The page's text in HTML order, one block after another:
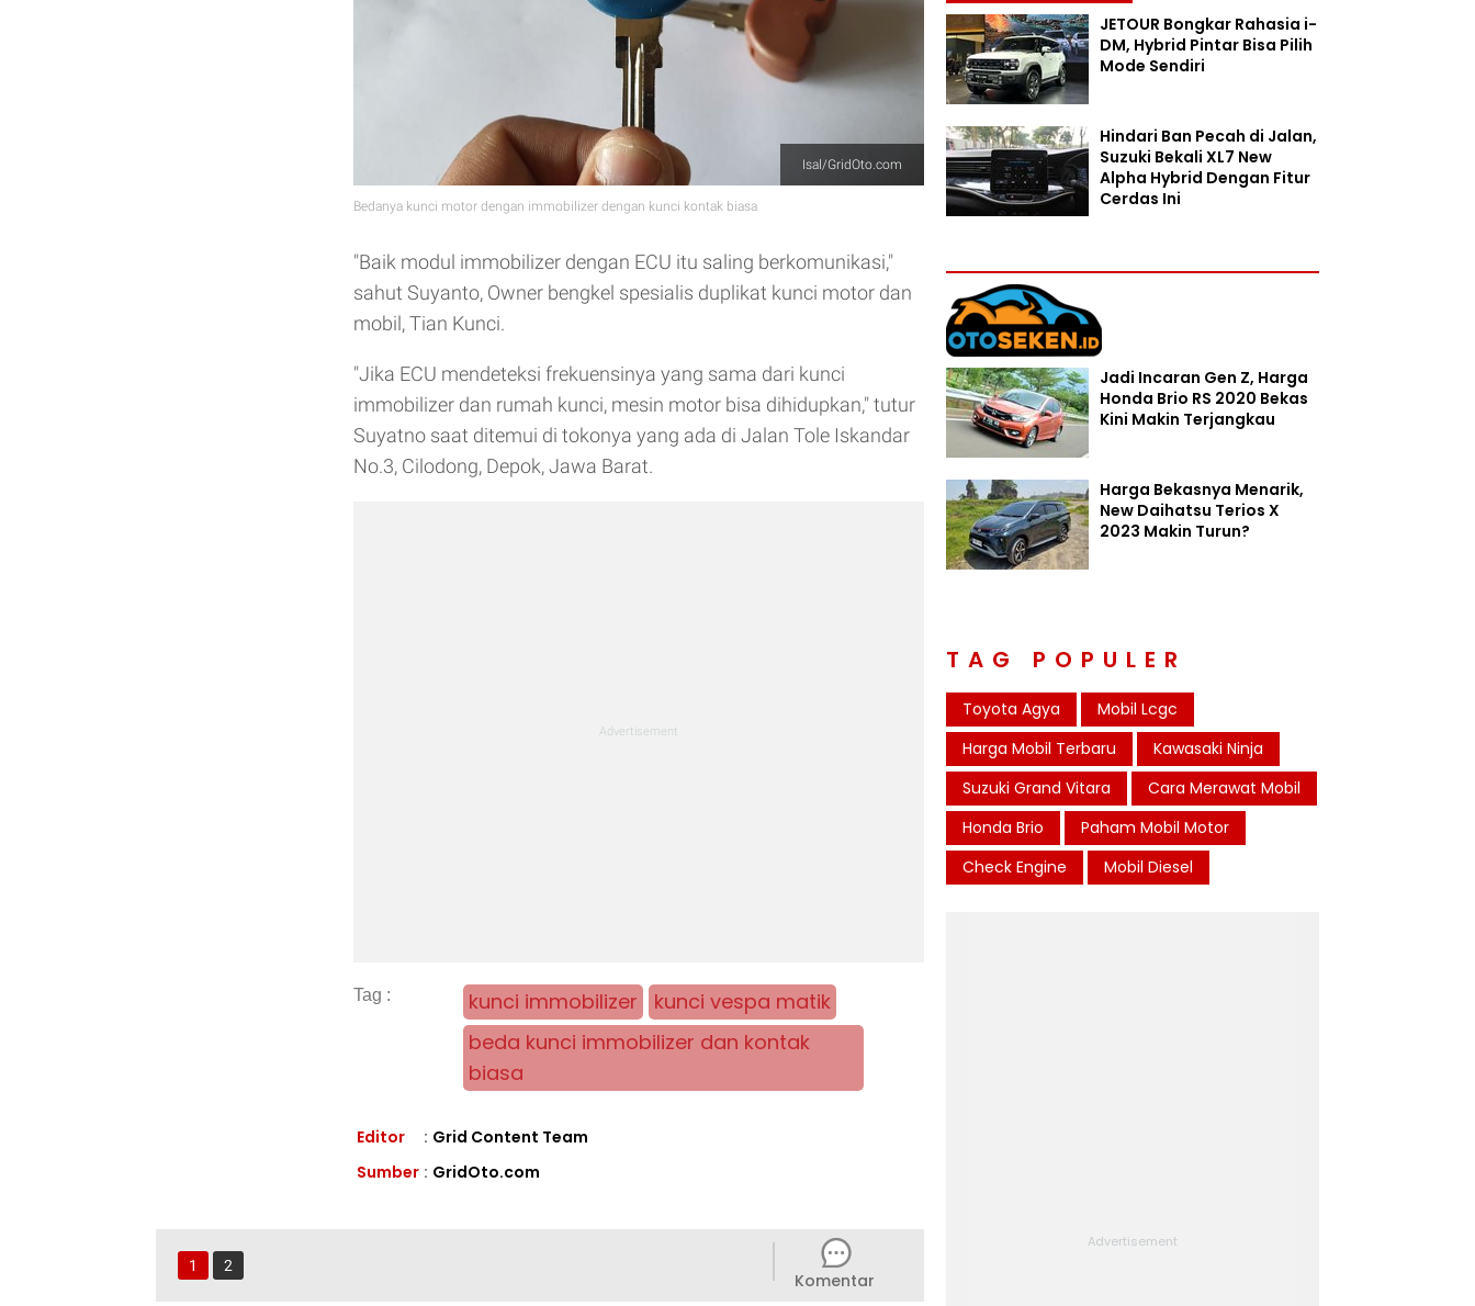
Isal/GridOto.com
Bedanya kunci motor dengan immobilizer dengan kunci kontak biasa
"Baik modul immobilizer dengan ECU itu saling berkomunikasi,"
sahut Suyanto, Owner bengkel spesialis duplikat kunci motor dan
mobil, Tian Kunci.
"Jika ECU mendeteksi frekuensinya yang sama dari kunci
immobilizer dan rumah kunci, mesin motor bisa dihidupkan," tutur
Suyatno saat ditemui di tokonya yang ada di Jalan Tole Iskandar
No.3, Cilodong, Depok, Jawa Barat.
kunci immobilizer
kunci vespa matik
beda kunci immobilizer dan kontak
biasa
Editor : Grid Content Team
Sumber : GridOto.com
1 2
Komentar
JETOUR Bongkar Rahasia i-
DM, Hybrid Pintar Bisa Pilih
Mode Sendiri
Hindari Ban Pecah di Jalan,
Suzuki Bekali XL7 New
Alpha Hybrid Dengan Fitur
Cerdas Ini
Jadi Incaran Gen Z, Harga
Honda Brio RS 2020 Bekas
Kini Makin Terjangkau
Harga Bekasnya Menarik,
New Daihatsu Terios X
2023 Makin Turun?
TAG POPULER
Toyota Agya
Mobil Lcgc
Harga Mobil Terbaru
Kawasaki Ninja
Suzuki Grand Vitara
Cara Merawat Mobil
Honda Brio
Paham Mobil Motor
Check Engine
Mobil Diesel